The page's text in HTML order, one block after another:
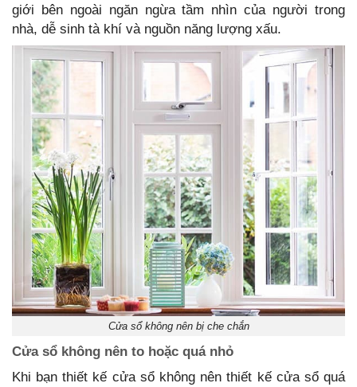
giới bên ngoài ngăn ngừa tầm nhìn của người trong
nhà, dễ sinh tà khí và nguồn năng lượng xấu.
Cửa sổ không nên bị che chắn
Cửa sổ không nên to hoặc quá nhỏ
Khi bạn thiết kế cửa sổ không nên thiết kế cửa sổ quá